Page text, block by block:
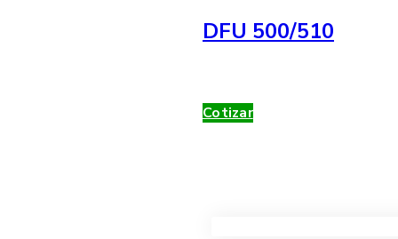
DFU 500/510
Cotizar